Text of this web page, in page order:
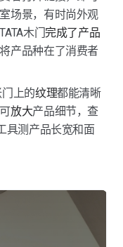
场景，有时尚外观
木门完成了产品
产品种在了消费者
上的纹理都能清晰
放大产品细节，查
具测产品长宽和面